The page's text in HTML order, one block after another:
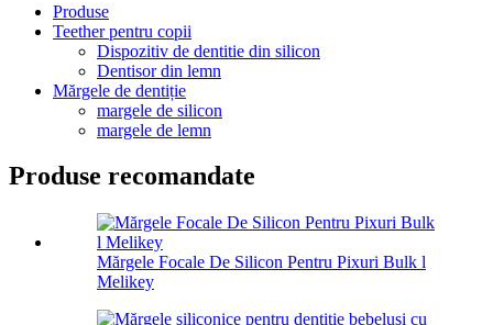
Produse
Teether pentru copii
Dispozitiv de dentitie din silicon
Dentisor din lemn
Mărgele de dentiție
margele de silicon
margele de lemn
Produse recomandate
Mărgele Focale De Silicon Pentru Pixuri Bulk l
Melikey